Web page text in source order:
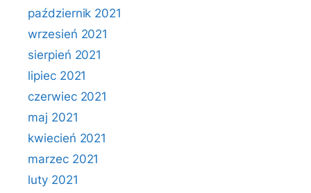
październik 2021
wrzesień 2021
sierpień 2021
lipiec 2021
czerwiec 2021
maj 2021
kwiecień 2021
marzec 2021
luty 2021